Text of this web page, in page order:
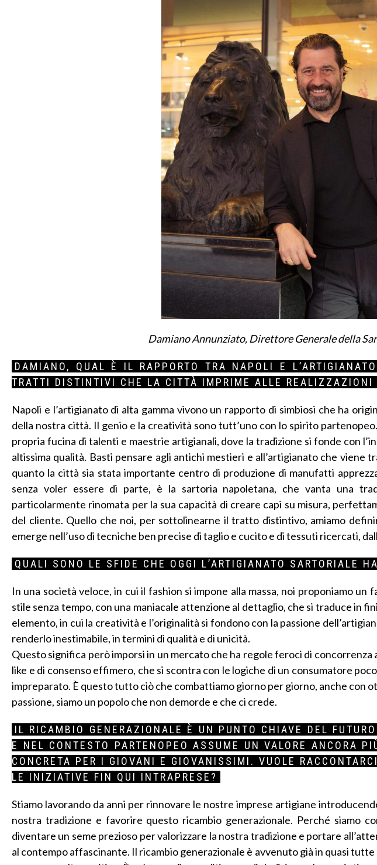
Damiano Annunziato, Direttore Generale della
DAMIANO, QUAL È IL RAPPORTO TRA NAPOLI E
TRATTI DISTINTIVI CHE LA CITTÀ IMPRIME ALLE REALIZZAZIONI
Napoli e l’artigianato di alta gamma vivono un rapporto di simbiosi che ha
della nostra città. Il genio e la creatività sono tutt’uno con lo spirito
propria fucina di talenti e maestrie artigianali, dove la tradizione si fonde con
altissima qualità. Basti pensare agli antichi mestieri e all’artigianato che viene
quanto la città sia stata importante centro di produzione di manufatti
senza voler essere di parte, è la sartoria napoletana, che vanta una
particolarmente rinomata per la sua capacità di creare capi su misura,
del cliente. Quello che noi, per sottolinearne il tratto distintivo, amiamo
emerge nell’uso di tecniche ben precise di taglio e cucito e di tessuti ricercati,
QUALI SONO LE SFIDE CHE OGGI L’ARTIGIANATO SARTORIALE
In una società veloce, in cui il fashion si impone alla massa, noi proponiamo
stile senza tempo, con una maniacale attenzione al dettaglio, che si traduce in
elemento, in cui la creatività e l’originalità si fondono con la passione
renderlo inestimabile, in termini di qualità e di unicità.
Questo significa però imporsi in un mercato che ha regole feroci di concorrenza
like e di consenso effimero, che si scontra con le logiche di un consumatore
impreparato. È questo tutto ciò che combattiamo giorno per giorno, anche con
passione, siamo un popolo che non demorde e che ci crede.
IL RICAMBIO GENERAZIONALE È UN PUNTO CHIAVE DEL
E NEL CONTESTO PARTENOPEO ASSUME UN VALORE ANCORA
CONCRETA PER I GIOVANI E GIOVANISSIMI. VUOLE
LE INIZIATIVE FIN QUI INTRAPRESE?
Stiamo lavorando da anni per rinnovare le nostre imprese artigiane
nostra tradizione e favorire questo ricambio generazionale. Perché siamo
diventare un seme prezioso per valorizzare la nostra tradizione e portare
al contempo affascinante. Il ricambio generazionale è avvenuto già in quasi tutte